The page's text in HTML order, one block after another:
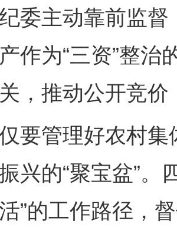
主动靠前监督
作为“三资”整
，推动公开竞
管理好农村集体
兴的“聚宝盆”。
”的工作路径，